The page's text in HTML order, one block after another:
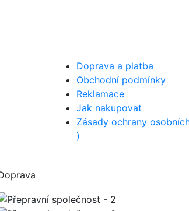
Doprava a platba
Obchodní podmínky
Reklamace
Jak nakupovat
Zásady ochrany
)